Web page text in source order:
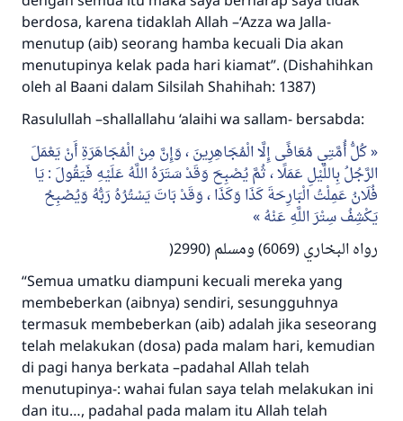
berdosa, karena tidaklah Allah –‘Azza wa Jalla-
menutup (aib) seorang hamba kecuali Dia akan
menutupinya kelak pada hari kiamat”. (Dishahihkan
oleh al Baani dalam Silsilah Shahihah: 1387)
Rasulullah –shallallahu ‘alaihi wa sallam- bersabda:
كُلُّ أُمَّتِي مُعَافًى إِلَّا الْمُجَاهِرِينَ ، وَإِنَّ مِنْ الْمُجَاهَرَةِ أَنْ يَعْمَلَ
الرَّجُلُ بِاللَّيْلِ عَمَلًا ، ثُمَّ يُصْبِحَ وَقَدْ سَتَرَهُ اللَّهُ عَلَيْهِ فَيَقُولَ : يَا
فُلَانُ عَمِلْتُ الْبَارِحَةَ كَذَا وَكَذَا ، وَقَدْ بَاتَ يَسْتُرُهُ رَبُّهُ وَيُصْبِحُ
يَكْشِفُ سِتْرَ اللَّهِ عَنْهُ
رواه البخاري (6069) ومسلم (2990(
“Semua umatku diampuni kecuali mereka yang
membeberkan (aibnya) sendiri, sesungguhnya
termasuk membeberkan (aib) adalah jika seseorang
telah melakukan (dosa) pada malam hari, kemudian
di pagi hanya berkata –padahal Allah telah
menutupinya-: wahai fulan saya telah melakukan ini
dan itu…, padahal pada malam itu Allah telah
Bantu kami dalam memberikan jawaban untuk umat
Rasulullah ﷺ bersabda
"Siapa yang menunjukkan suatu kebaikan,
sama dengan orang yang melakukannya"
MUSLIM, 1893